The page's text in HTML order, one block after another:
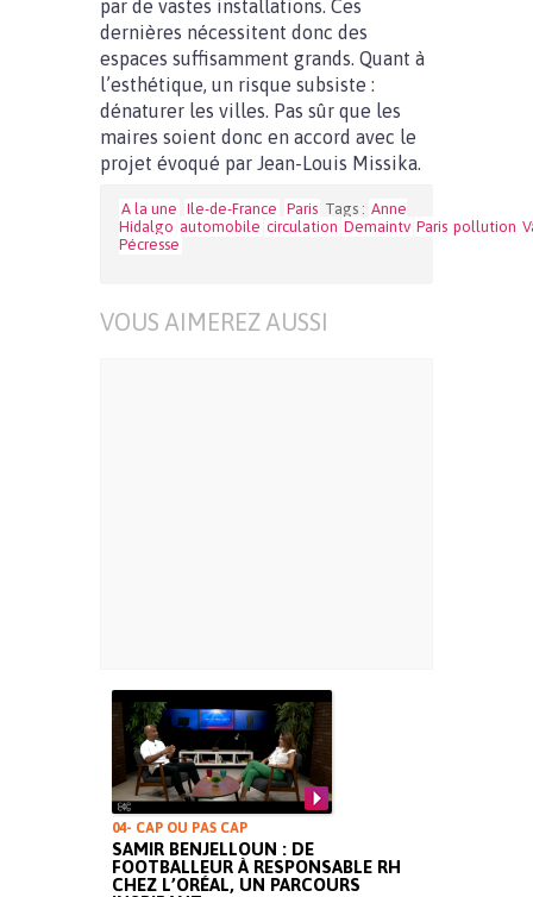
par de vastes installations. Ces
dernières nécessitent donc des
espaces suffisamment grands. Quant à
l’esthétique, un risque subsiste :
dénaturer les villes. Pas sûr que les
maires soient donc en accord avec le
projet évoqué par Jean-Louis Missika.
A la une Ile-de-France Paris Tags : Anne
Hidalgo automobile circulation Demaintv Paris pollution
Pécresse
VOUS AIMEREZ AUSSI
04- CAP OU PAS CAP
SAMIR BENJELLOUN : DE
FOOTBALLEUR À RESPONSABLE RH
CHEZ L’ORÉAL, UN PARCOURS